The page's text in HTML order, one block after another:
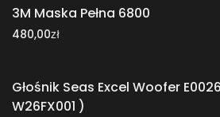
3M Maska Pełna 6800
480,00zł
Głośnik Seas Excel Woofer
W26FX001 )